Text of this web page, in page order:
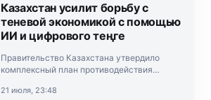
Казахстан усилит борьбу с
теневой экономикой с помощью
ИИ и цифрового теңге
Правительство Казахстана утвердило
комплексный план противодействия
Документ подписал премьер-министр
21 июля, 23:48